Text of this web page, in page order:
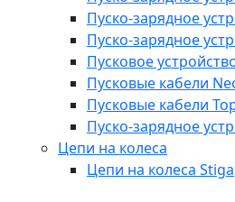
Пуско-зарядное
Пуско-зарядное
Пусковое
Пусковые кабели
Пусковые кабели
Пуско-зарядное
Цепи на колеса
Цепи на колеса Stiga